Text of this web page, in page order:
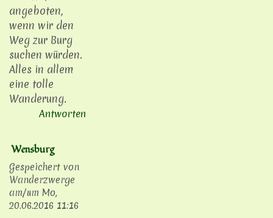
angeboten,
wenn wir den
Weg zur Burg
suchen würden.
Alles in allem
eine tolle
Wanderung.
Antworten
Wensburg
Gespeichert von
Wanderzwerge
am/um Mo,
20.06.2016 11:16